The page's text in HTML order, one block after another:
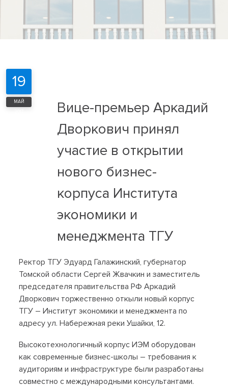
Вице-премьер Аркадий
Дворкович принял
участие в открытии
нового бизнес-
корпуса Института
экономики и
менеджмента ТГУ
Ректор ТГУ Эдуард Галажинский, губернатор
Томской области Сергей Жвачкин и заместитель
председателя правительства РФ Аркадий
Дворкович торжественно откыли новый корпус
ТГУ – Институт экономики и менеджмента по
адресу ул. Набережная реки Ушайки, 12.
Высокотехнологичный корпус ИЭМ оборудован
как современные бизнес-школы – требования к
аудиториям и инфраструктуре были разработаны
совместно с международными консультантами.
19
МАЙ